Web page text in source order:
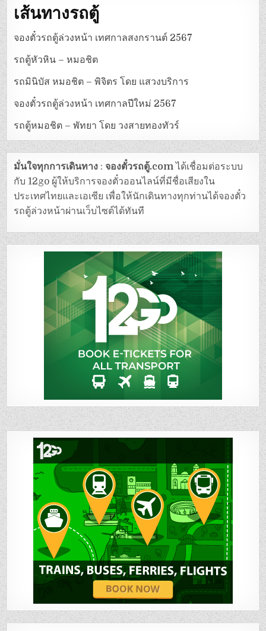
เส้นทางรถตู้
จองตั๋วรถตู้ล่วงหน้า เทศกาลสงกรานต์ 2567
รถตู้หัวหิน – หมอชิต
รถมินิบัส หมอชิต – พิจิตร โดย แสวงบริการ
จองตั๋วรถตู้ล่วงหน้า เทศกาลปีใหม่ 2567
รถตู้หมอชิต – พัทยา โดย วงสายทองทัวร์
มั่นใจทุกการเดินทาง :จองตั๋วรถตู้.comได้เชื่อมต่อระบบ
กับ 12go ผู้ให้บริการจองตั๋วออนไลน์ที่มีชื่อเสียงใน
ประเทศไทยและเอเซีย เพื่อให้นักเดินทางทุกท่านได้จองตั๋ว
รถตู้ล่วงหน้าผ่านเว็บไซต์ได้ทันที